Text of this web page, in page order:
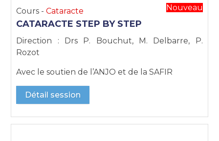
Cours -Cataracte Nouveau
CATARACTE STEP BY STEP
Direction : Drs P. Bouchut, M. Delbarre, P.
Rozot
Avec le soutien de l’ANJO et de la SAFIR
Détail session